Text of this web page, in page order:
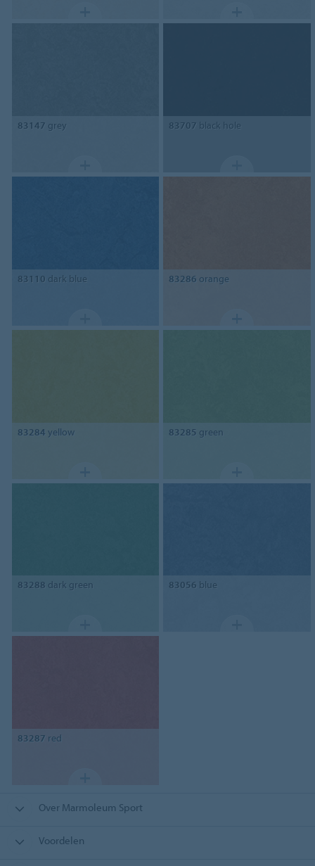
83147 grey 83707 black hole
83110 dark blue 83286 orange
83284 yellow 83285 green
83288 dark green 83056 blue
83287 red
Over Marmoleum Sport
Voordelen